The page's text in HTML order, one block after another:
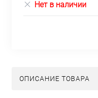
Нет в наличии
ОПИСАНИЕ ТОВАРА